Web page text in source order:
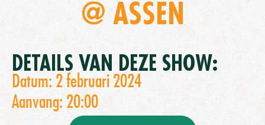
@ ASSEN
DETAILS VAN DEZE SHOW:
Datum: 2 februari 2024
Aanvang: 20:00